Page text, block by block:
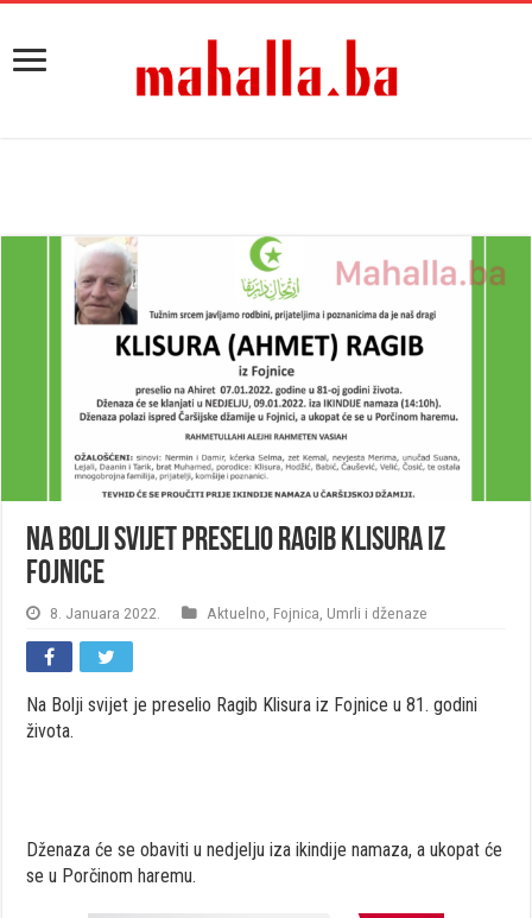
Na Bolji svijet preselio Ragib Klisura iz
Fojnice
8. Januara 2022. Aktuelno Fojnica Umrli i dženaze
Na Bolji svijet je preselio Ragib Klisura iz Fojnice u 81. godini
života.
Dženaza će se obaviti u nedjelju iza ikindije namaza, a ukopat će
se u Porčinom haremu.